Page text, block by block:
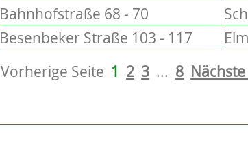
Bahnhofstraße 68 - 70
Besenbeker Straße 103 - 117
Vorherige Seite 1 2 3 ... 8